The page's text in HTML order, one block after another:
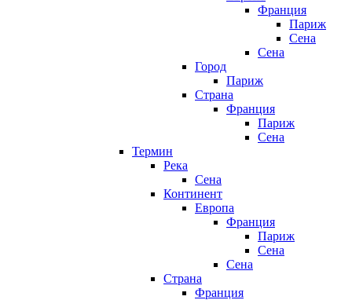
Франция
Париж
Сена
Сена
Город
Париж
Страна
Франция
Париж
Сена
Термин
Река
Сена
Континент
Европа
Франция
Париж
Сена
Сена
Страна
Франция